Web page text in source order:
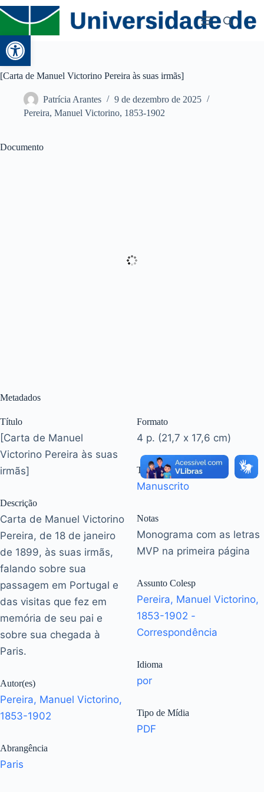
Abrir a barra de ferramentas
[Carta de Manuel Victorino Pereira às suas irmãs]
Patrícia Arantes
9 de dezembro de 2025
Pereira, Manuel Victorino, 1853-1902
Documento
Metadados
Título
[Carta de Manuel
Victorino Pereira às suas
irmãs]
Descrição
Carta de Manuel Victorino
Pereira, de 18 de janeiro
de 1899, às suas irmãs,
falando sobre sua
passagem em Portugal e
das visitas que fez em
memória de seu pai e
sobre sua chegada à
Paris.
Autor(es)
Pereira, Manuel Victorino,
1853-1902
Abrangência
Paris
Formato
4 p. (21,7 x 17,6 cm)
Tipo
Manuscrito
Notas
Monograma com as letras
MVP na primeira página
Assunto Colesp
Pereira, Manuel Victorino,
1853-1902 -
Correspondência
Idioma
por
Tipo de Mídia
PDF